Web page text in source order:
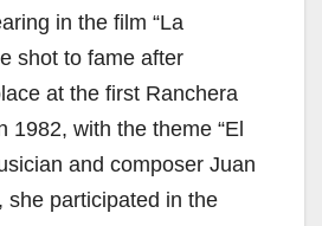
in the film “La
shot to fame after
at the first Ranchera
1982, with the theme “El
and composer Juan
she participated in the